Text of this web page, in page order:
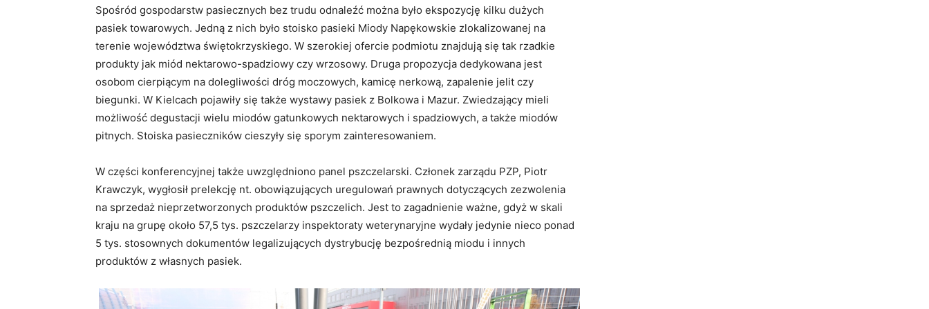
Spośród gospodarstw pasiecznych bez trudu odnaleźć można było ekspozycję kilku dużych
pasiek towarowych. Jedną z nich było stoisko pasieki Miody Napękowskie zlokalizowanej na
terenie województwa świętokrzyskiego. W szerokiej ofercie podmiotu znajdują się tak rzadkie
produkty jak miód nektarowo-spadziowy czy wrzosowy. Druga propozycja dedykowana jest
osobom cierpiącym na dolegliwości dróg moczowych, kamicę nerkową, zapalenie jelit czy
biegunki. W Kielcach pojawiły się także wystawy pasiek z Bolkowa i Mazur. Zwiedzający mieli
możliwość degustacji wielu miodów gatunkowych nektarowych i spadziowych, a także miodów
pitnych. Stoiska pasieczników cieszyły się sporym zainteresowaniem.
W części konferencyjnej także uwzględniono panel pszczelarski. Członek zarządu PZP, Piotr
Krawczyk, wygłosił prelekcję nt. obowiązujących uregulowań prawnych dotyczących zezwolenia
na sprzedaż nieprzetworzonych produktów pszczelich. Jest to zagadnienie ważne, gdyż w skali
kraju na grupę około 57,5 tys. pszczelarzy inspektoraty weterynaryjne wydały jedynie nieco ponad
5 tys. stosownych dokumentów legalizujących dystrybucję bezpośrednią miodu i innych
produktów z własnych pasiek.